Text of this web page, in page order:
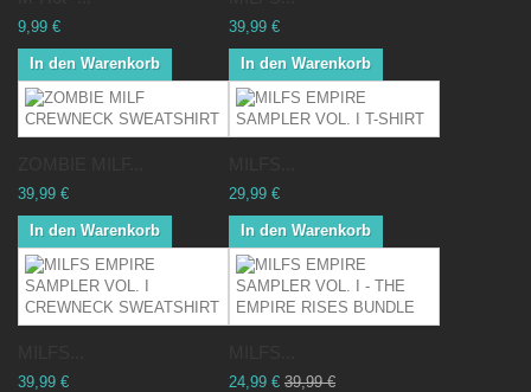
9,99 €
In den Warenkorb
39,99 €
In den Warenkorb
39,99 €
In den Warenkorb
29,99 €
In den Warenkorb
39,99 € 24,99 € 39,99 €